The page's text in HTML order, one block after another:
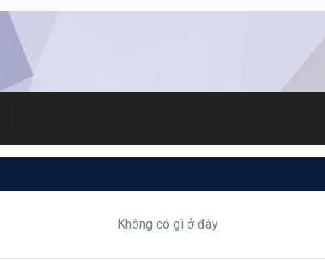
Không có gì ở đây